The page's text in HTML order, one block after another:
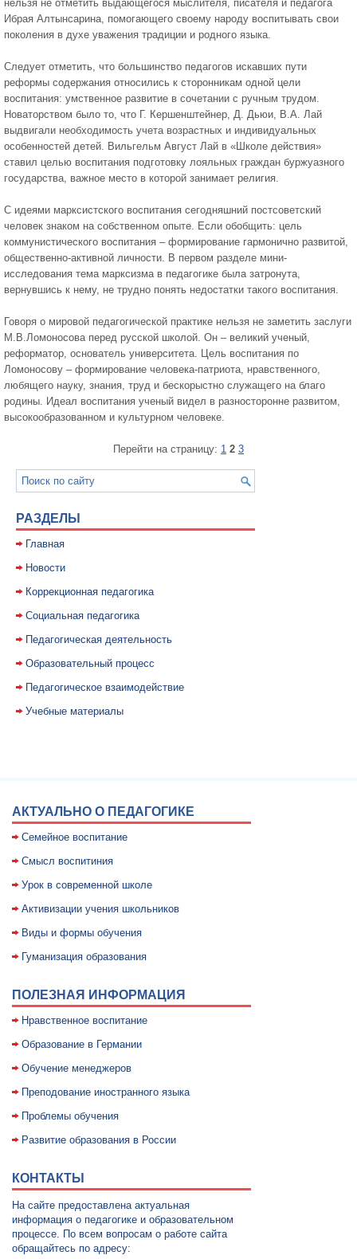
нельзя не отметить выдающегося мыслителя, писателя и педагога
Ибрая Алтынсарина, помогающего своему народу воспитывать свои
поколения в духе уважения традиции и родного языка.
Следует отметить, что большинство педагогов искавших пути
реформы содержания относились к сторонникам одной цели
воспитания: умственное развитие в сочетании с ручным трудом.
Новаторством было то, что Г. Кершенштейнер, Д. Дьюи, В.А. Лай
выдвигали необходимость учета возрастных и индивидуальных
особенностей детей. Вильгельм Август Лай в «Школе действия»
ставил целью воспитания подготовку лояльных граждан буржуазного
государства, важное место в которой занимает религия.
С идеями марксистского воспитания сегодняшний постсоветский
человек знаком на собственном опыте. Если обобщить: цель
коммунистического воспитания – формирование гармонично развитой,
общественно-активной личности. В первом разделе мини-
исследования тема марксизма в педагогике была затронута,
вернувшись к нему, не трудно понять недостатки такого воспитания.
Говоря о мировой педагогической практике нельзя не заметить заслуги
М.В.Ломоносова перед русской школой. Он – великий ученый,
реформатор, основатель университета. Цель воспитания по
Ломоносову – формирование человека-патриота, нравственного,
любящего науку, знания, труд и бескорыстно служащего на благо
родины. Идеал воспитания ученый видел в разносторонне развитом,
высокообразованном и культурном человеке.
Перейти на страницу: 1 2 3
РАЗДЕЛЫ
Главная
Новости
Коррекционная педагогика
Социальная педагогика
Педагогическая деятельность
Образовательный процесс
Педагогическое взаимодействие
Учебные материалы
АКТУАЛЬНО О ПЕДАГОГИКЕ
Семейное воспитание
Смысл воспитиния
Уpок в совpеменной школе
Активизации учения школьников
Виды и формы обучения
Гуманизация образования
ПОЛЕЗНАЯ ИНФОРМАЦИЯ
Нравственное воспитание
Образование в Германии
Обучение менеджеров
Преподование иностранного языка
Проблемы обучения
Развитие образования в России
КОНТАКТЫ
На сайте предоставлена актуальная
информация о педагогике и образовательном
процессе. По всем вопросам о работе сайта
обращайтесь по адресу: